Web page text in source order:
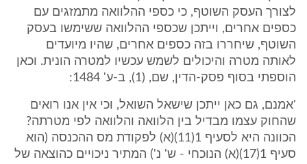
לצורך העסק השוטף, כי כספי ההלוואה מתמזגים עם
כספים אחרים, וייתכן שכספי ההלוואה ששימשו בעסק
השוטף, שיחררו בזה כספים אחרים, שהיו מיועדים
לאותה מטרה והיכולים לשמש עכשיו למטרה הונית. וכאן
הוספתי בסוף פסק-הדין, שם, (1), ב-ע' 1484:
'אמנם, גם כאן ייתכן שישאל השואל, וכי אין אנו רואים
שהחוק עצמו מבדיל בין הלוואה והלוואה לפי מטרתה?
הכוונה היא לסעיף 1(11)(א) לפקודת מס ההכנסה (הוא
סעיף 1(17)(א) הנוכחי - ש' נ') המתיר ניכויים כהוצאה של